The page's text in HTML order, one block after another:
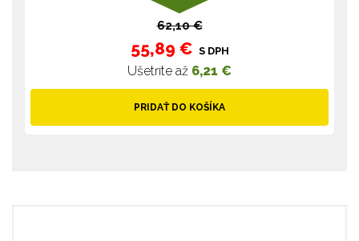
62,10 €
55,89 € S DPH
Ušetríte až 6,21 €
PRIDAŤ DO KOŠÍKA